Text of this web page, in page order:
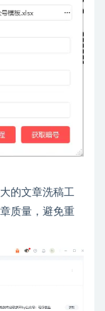
的文章洗稿工
质量，避免重